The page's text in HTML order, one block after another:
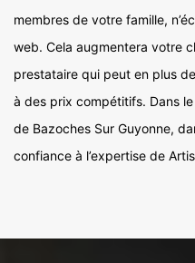
membres de votre famille,
web. Cela augmentera votre
prestataire qui peut en plus
à des prix compétitifs. Dans
de Bazoches Sur Guyonne,
confiance à l’expertise de